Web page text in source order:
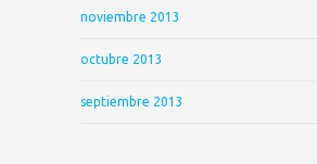
noviembre 2013
octubre 2013
septiembre 2013